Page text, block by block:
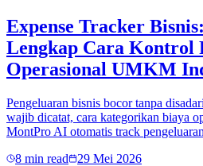
Expense Tracker
Lengkap Cara Kontrol
Operasional UMKM
Pengeluaran bisnis bocor tanpa
wajib dicatat, cara kategorikan biaya
MontPro AI otomatis track
8 min read
29 Mei 2026